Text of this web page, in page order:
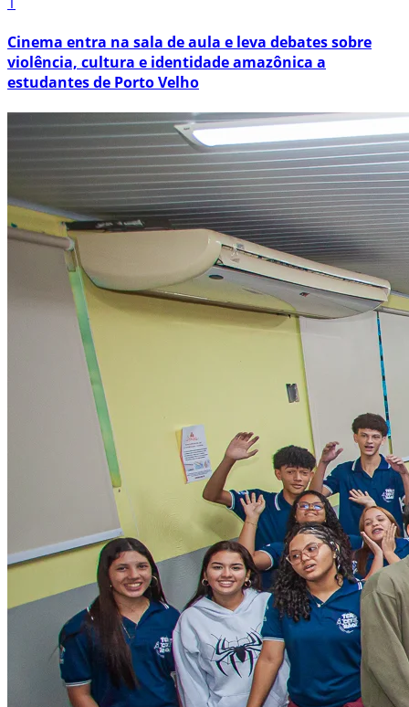
Cinema entra na sala de aula e leva debates sobre
violência, cultura e identidade amazônica a
estudantes de Porto Velho